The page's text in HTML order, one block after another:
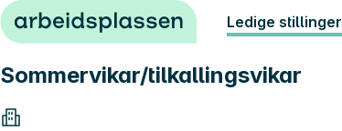
Hopp til innhold Ledige stillinger
Sommervikar/tilkallingsvikar